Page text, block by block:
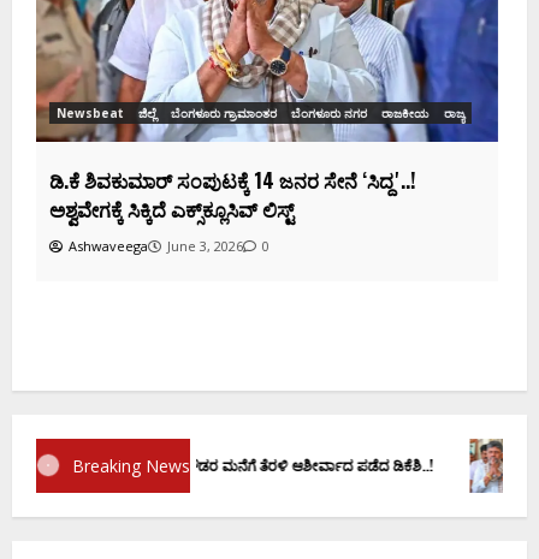
Ashwaveega June 3, 2026 0
Breaking News
ವಚನಕ್ಕೂ ಮುನ್ನ ದೊಡ್ಡಗೌಡರ ಮನೆಗೆ ತೆರಳಿ ಆಶೀರ್ವಾದ ಪಡೆದ ಡಿಕೆಶಿ..! ಡಿ.ಕೆ